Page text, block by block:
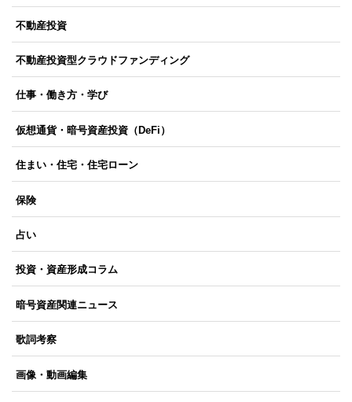
不動産投資
不動産投資型クラウドファンディング
仕事・働き方・学び
仮想通貨・暗号資産投資（DeFi）
住まい・住宅・住宅ローン
保険
占い
投資・資産形成コラム
暗号資産関連ニュース
歌詞考察
画像・動画編集